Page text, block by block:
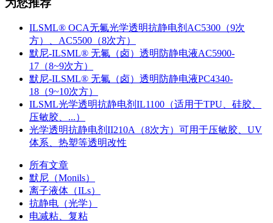
ILSML® OCA无氟光学透明抗静电剂AC5300（9次
方）、AC5500（8次方）
默尼-ILSML® 无氟（卤）透明防静电液AC5900-
17（8~9次方）
默尼-ILSML® 无氟（卤）透明防静电液PC4340-
18（9~10次方）
ILSML光学透明抗静电剂IL1100（适用于TPU、硅胶、
压敏胶、...）
光学透明抗静电剂II210A（8次方）可用于压敏胶、UV
体系、热塑等透明改性
所有文章
默尼（Monils）
离子液体（ILs）
抗静电（光学）
电减粘、复粘